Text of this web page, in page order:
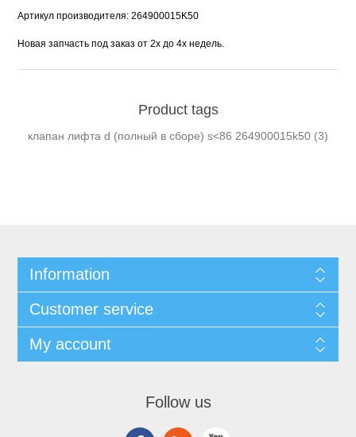
Артикул производителя: 264900015K50
Новая запчасть под заказ от 2х до 4х недель.
Product tags
клапан лифта d (полный в сборе) s<86 264900015k50 (3)
Information
Customer service
My account
Follow us